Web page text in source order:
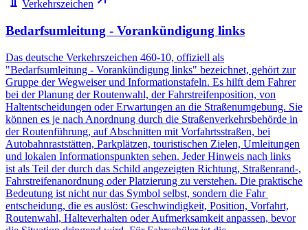
Verkehrszeichen
Bedarfsumleitung - Vorankündigung links
Das deutsche Verkehrszeichen 460-10, offiziell als
"Bedarfsumleitung - Vorankündigung links" bezeichnet, gehört zur
Gruppe der Wegweiser und Informationstafeln. Es hilft dem Fahrer
bei der Planung der Routenwahl, der Fahrstreifenposition, von
Haltentscheidungen oder Erwartungen an die Straßenumgebung. Sie
können es je nach Anordnung durch die Straßenverkehrsbehörde in
der Routenführung, auf Abschnitten mit Vorfahrtsstraßen, bei
Autobahnraststätten, Parkplätzen, touristischen Zielen, Umleitungen
und lokalen Informationspunkten sehen. Jeder Hinweis nach links
ist als Teil der durch das Schild angezeigten Richtung, Straßenrand-,
Fahrstreifenanordnung oder Platzierung zu verstehen. Die praktische
Bedeutung ist nicht nur das Symbol selbst, sondern die Fahr ​​
entscheidung, die es auslöst: Geschwindigkeit, Position, Vorfahrt,
Routenwahl, Halteverhalten oder Aufmerksamkeit anpassen, bevor